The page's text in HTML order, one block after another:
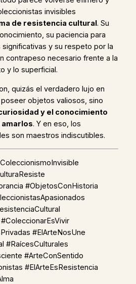
invisibles
de resistencia cultural. Su
su paciencia para
y su respeto por la
contrapeso necesario frente a la
y lo superficial.
quizás el verdadero lujo en
objetos valiosos, sino
y el conocimiento
. Y en eso, los
son maestros indiscutibles.
#ObjetosConHistoria
#ElArteNosUne
#RaícesCulturales
#ArteConSentido
#ElArteEsResistencia